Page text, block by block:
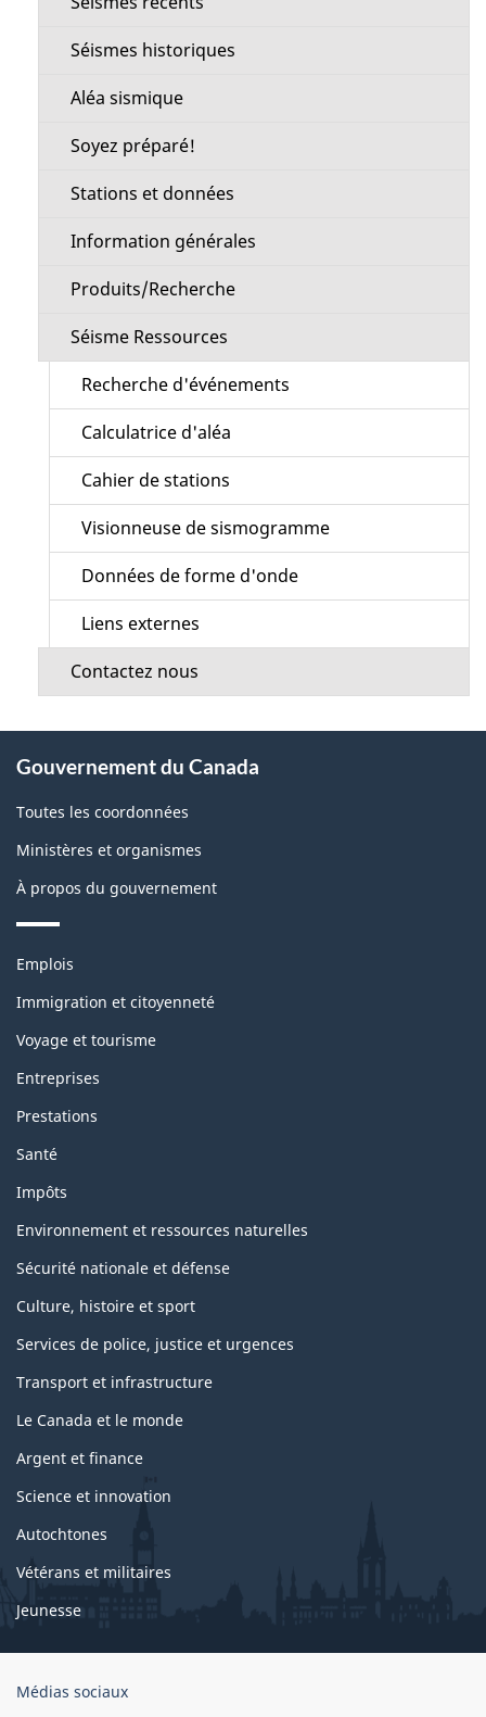
Séismes historiques
Aléa sismique
Soyez préparé!
Stations et données
Information générales
Produits/Recherche
Séisme Ressources
Recherche d'événements
Calculatrice d'aléa
Cahier de stations
Visionneuse de sismogramme
Données de forme d'onde
Liens externes
Contactez nous
propos
de
ce
Gouvernement du Canada
Toutes les coordonnées
Ministères et organismes
À propos du gouvernement
Thèmes
sujets
Emplois
Immigration et citoyenneté
Voyage et tourisme
Entreprises
Prestations
Santé
Impôts
Environnement et ressources naturelles
Sécurité nationale et défense
Culture, histoire et sport
Services de police, justice et urgences
Transport et infrastructure
Le Canada et le monde
Argent et finance
Science et innovation
Autochtones
Vétérans et militaires
Jeunesse
Organisation
Médias sociaux